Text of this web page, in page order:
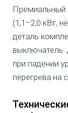
Премиальный
(1,1–2,0 кВт,
деталь
выключатель:
при падении
перегрева на